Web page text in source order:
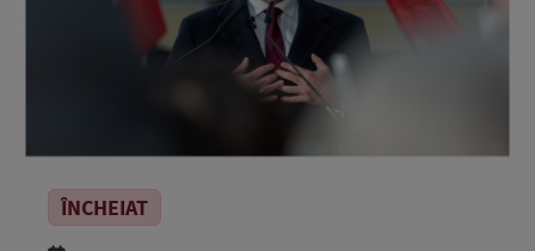
ÎNCHEIAT